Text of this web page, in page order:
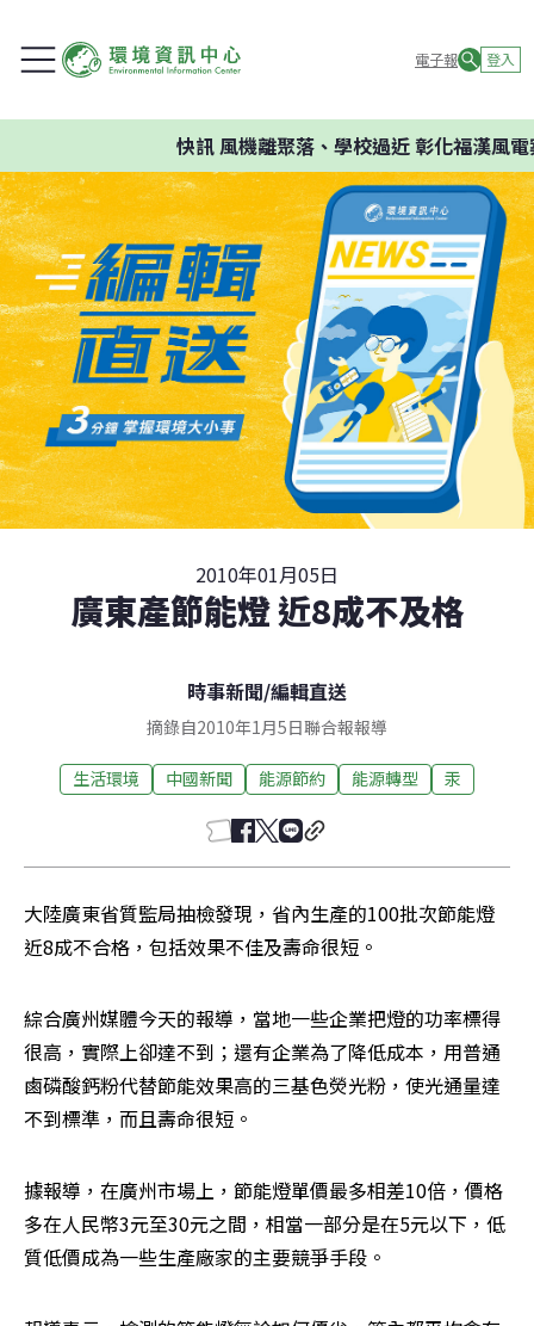
電子報 登入
快訊風機離聚落、學校過近 彰化福漢風電
2010年01月05日
廣東產節能燈 近8成不及格
時事新聞/編輯直送
摘錄自2010年1月5日聯合報報導
生活環境 中國新聞 能源節約 能源轉型 汞
大陸廣東省質監局抽檢發現，省內生產的100批次節能燈
近8成不合格，包括效果不佳及壽命很短。
綜合廣州媒體今天的報導，當地一些企業把燈的功率標得
很高，實際上卻達不到；還有企業為了降低成本，用普通
鹵磷酸鈣粉代替節能效果高的三基色熒光粉，使光通量達
不到標準，而且壽命很短。
據報導，在廣州市場上，節能燈單價最多相差10倍，價格
多在人民幣3元至30元之間，相當一部分是在5元以下，低
質低價成為一些生產廠家的主要競爭手段。